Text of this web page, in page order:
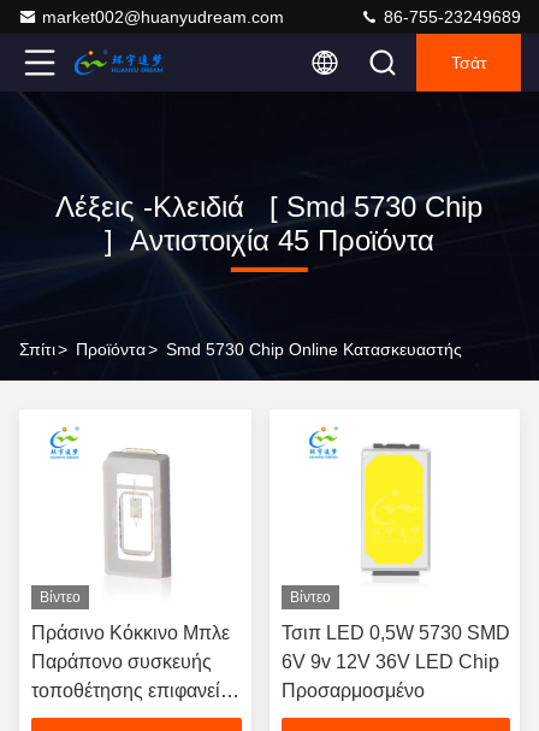
market002@huanyudream.com 86-755-23249689
Τσάτ
Λέξεις -κλειδιά [ Smd 5730 Chip
] Αντιστοιχία 45 Προϊόντα
Σπίτι> Προϊόντα> Smd 5730 Chip Online Κατασκευαστής
Βίντεο
Πράσινο Κόκκινο Μπλε
Παράπονο συσκευής
τοποθέτησης επιφανείας
LED SMD 5730 Chip
Βίντεο
Τσιπ LED 0,5W 5730 SMD
6V 9v 12V 36V LED Chip
Προσαρμοσμένο